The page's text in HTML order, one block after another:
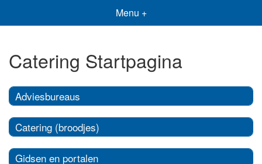
Menu +
Catering Startpagina
Adviesbureaus
Catering (broodjes)
Gidsen en portalen